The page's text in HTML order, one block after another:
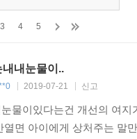
서 해봐”라고 말하는 것
도록 가르쳤습니다」중에서
3 4 5
내내눈물이..
2019-07-21 신고
물이있다는건 개선의 여
열면 아이에게 상처주는 말